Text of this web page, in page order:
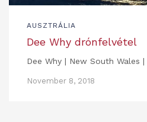
AUSZTRÁLIA
Dee Why drónfelvétel
Dee Why | New South Wales
November 8, 2018